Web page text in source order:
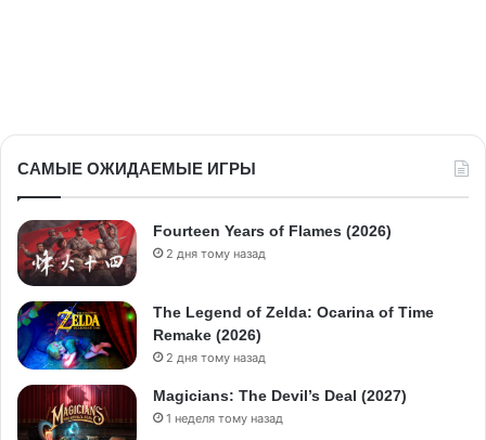
САМЫЕ ОЖИДАЕМЫЕ ИГРЫ
Fourteen Years of Flames (2026)
2 дня тому назад
The Legend of Zelda: Ocarina of Time
Remake (2026)
2 дня тому назад
Magicians: The Devil’s Deal (2027)
1 неделя тому назад